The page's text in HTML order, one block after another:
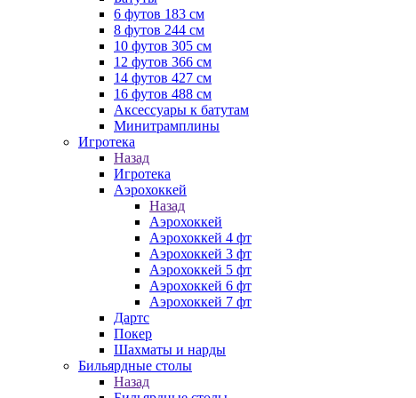
6 футов 183 см
8 футов 244 см
10 футов 305 см
12 футов 366 см
14 футов 427 см
16 футов 488 см
Аксессуары к батутам
Минитрамплины
Игротека
Назад
Игротека
Аэрохоккей
Назад
Аэрохоккей
Аэрохоккей 4 фт
Аэрохоккей 3 фт
Аэрохоккей 5 фт
Аэрохоккей 6 фт
Аэрохоккей 7 фт
Дартс
Покер
Шахматы и нарды
Бильярдные столы
Назад